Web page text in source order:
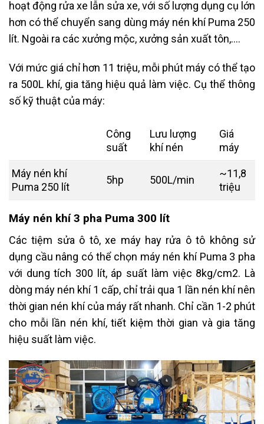
hoạt động rửa xe lẫn sửa xe, với số lượng dụng cụ lớn
hơn có thể chuyển sang dùng máy nén khí Puma 250
lít. Ngoài ra các xưởng mộc, xưởng sản xuất tôn,….
Với mức giá chỉ hơn 11 triệu, mỗi phút máy có thể tạo
ra 500L khí, gia tăng hiệu quả làm việc. Cụ thể thông
số kỹ thuật của máy:
Công
suất
Lưu lượng
khí nén
Giá
máy
Máy nén khí
Puma 250 lít
5hp 500L/min
~11,8
triệu
Máy nén khí 3 pha Puma 300 lít
Các tiệm sửa ô tô, xe máy hay rửa ô tô không sử
dụng cầu nâng có thể chọn máy nén khí Puma 3 pha
với dung tích 300 lít, áp suất làm việc 8kg/cm2. Là
dòng máy nén khí 1 cấp, chỉ trải qua 1 lần nén khí nên
thời gian nén khí của máy rất nhanh. Chỉ cần 1-2 phút
cho mỗi lần nén khí, tiết kiệm thời gian và gia tăng
hiệu suất làm việc.